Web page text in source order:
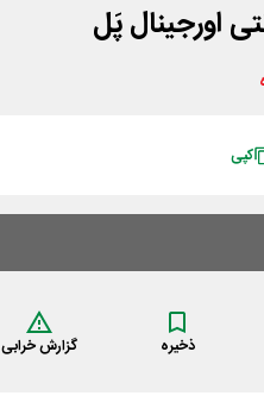
اورجینال پَل
کپی
ذخیره گزارش خرابی